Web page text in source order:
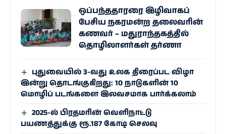
ஒப்பந்ததாரரை இழிவாகப்
பேசிய நகரமன்ற தலைவரின்
கணவர் – மதுராந்தகத்தில்
தொழிலாளர்கள் தர்ணா
புதுவையில் 3-வது உலக திரைப்பட விழா
இன்று தொடங்குகிறது: 10 நாடுகளின் 10
மொழிப் படங்களை இலவசமாக பார்க்கலாம்
2025-ல் பிரதமரின் வெளிநாட்டு
பயணத்துக்கு ரூ.187 கோடி செலவு